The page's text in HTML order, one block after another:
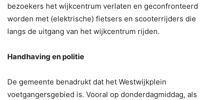
bezoekers het wijkcentrum verlaten en geconfronteerd
worden met (elektrische) fietsers en scooterrijders die
langs de uitgang van het wijkcentrum rijden.
Handhaving en politie
De gemeente benadrukt dat het Westwijkplein
voetgangersgebied is. Vooral op donderdagmiddag, als